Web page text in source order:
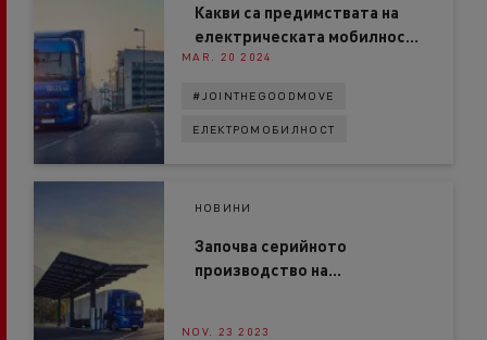
Какви са предимствата на
електрическата мобилност
за камионите
MAR. 20 2024
#JOINTHEGOODMOVE
ЕЛЕКТРОМОБИЛНОСТ
НОВИНИ
Започва серийното
производство на
NOV. 23 2023